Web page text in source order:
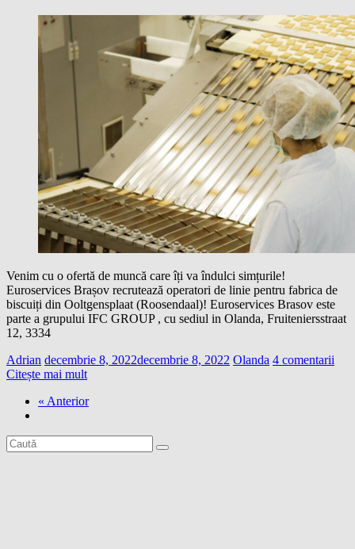
Venim cu o ofertă de muncă care îți va îndulci simțurile!
Euroservices Brașov recrutează operatori de linie pentru fabrica de
biscuiți din Ooltgensplaat (Roosendaal)! Euroservices Brasov este
parte a grupului IFC GROUP , cu sediul in Olanda, Fruiteniersstraat
12, 3334
Adrian decembrie 8, 2022decembrie 8, 2022 Olanda 4 comentarii
Citește mai mult
« Anterior